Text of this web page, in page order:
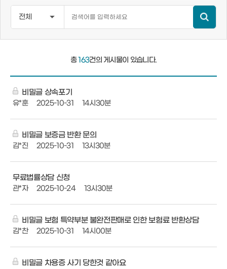
총163건의 게시물이 있습니다.
비밀글 상속포기
유*훈 2025-10-31 14시30분
비밀글 보증금 반환 문의
김*진 2025-10-31 13시30분
무료법률상담 신청
관*자 2025-10-24 13시30분
비밀글 보험 특약부분 불완전판매로 인한 보험료 반환상담
김*찬 2025-10-31 14시00분
비밀글 차용증 사기 당한것 같아요